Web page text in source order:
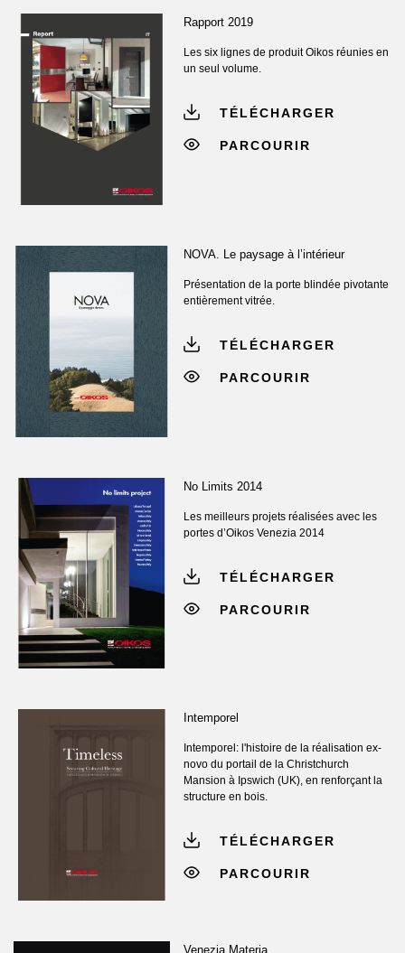
Rapport 2019
Les six lignes de produit Oikos réunies en
un seul volume.
TÉLÉCHARGER
PARCOURIR
NOVA. Le paysage à l’intérieur
Présentation de la porte blindée pivotante
entièrement vitrée.
TÉLÉCHARGER
PARCOURIR
No Limits 2014
Les meilleurs projets réalisées avec les
portes d’Oikos Venezia 2014
TÉLÉCHARGER
PARCOURIR
Intemporel
Intemporel: l'histoire de la réalisation ex-
novo du portail de la Christchurch
Mansion à Ipswich (UK), en renforçant la
structure en bois.
TÉLÉCHARGER
PARCOURIR
Venezia Materia